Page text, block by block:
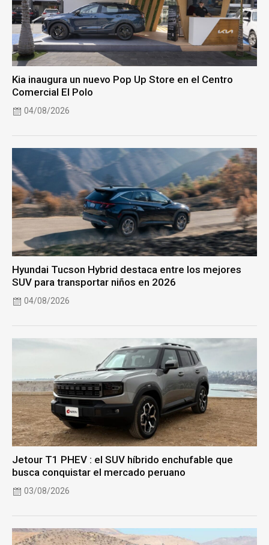
Kia inaugura un nuevo Pop Up Store en el Centro
Comercial El Polo
04/08/2026
Hyundai Tucson Hybrid destaca entre los mejores
SUV para transportar niños en 2026
04/08/2026
Jetour T1 PHEV : el SUV híbrido enchufable que
busca conquistar el mercado peruano
03/08/2026